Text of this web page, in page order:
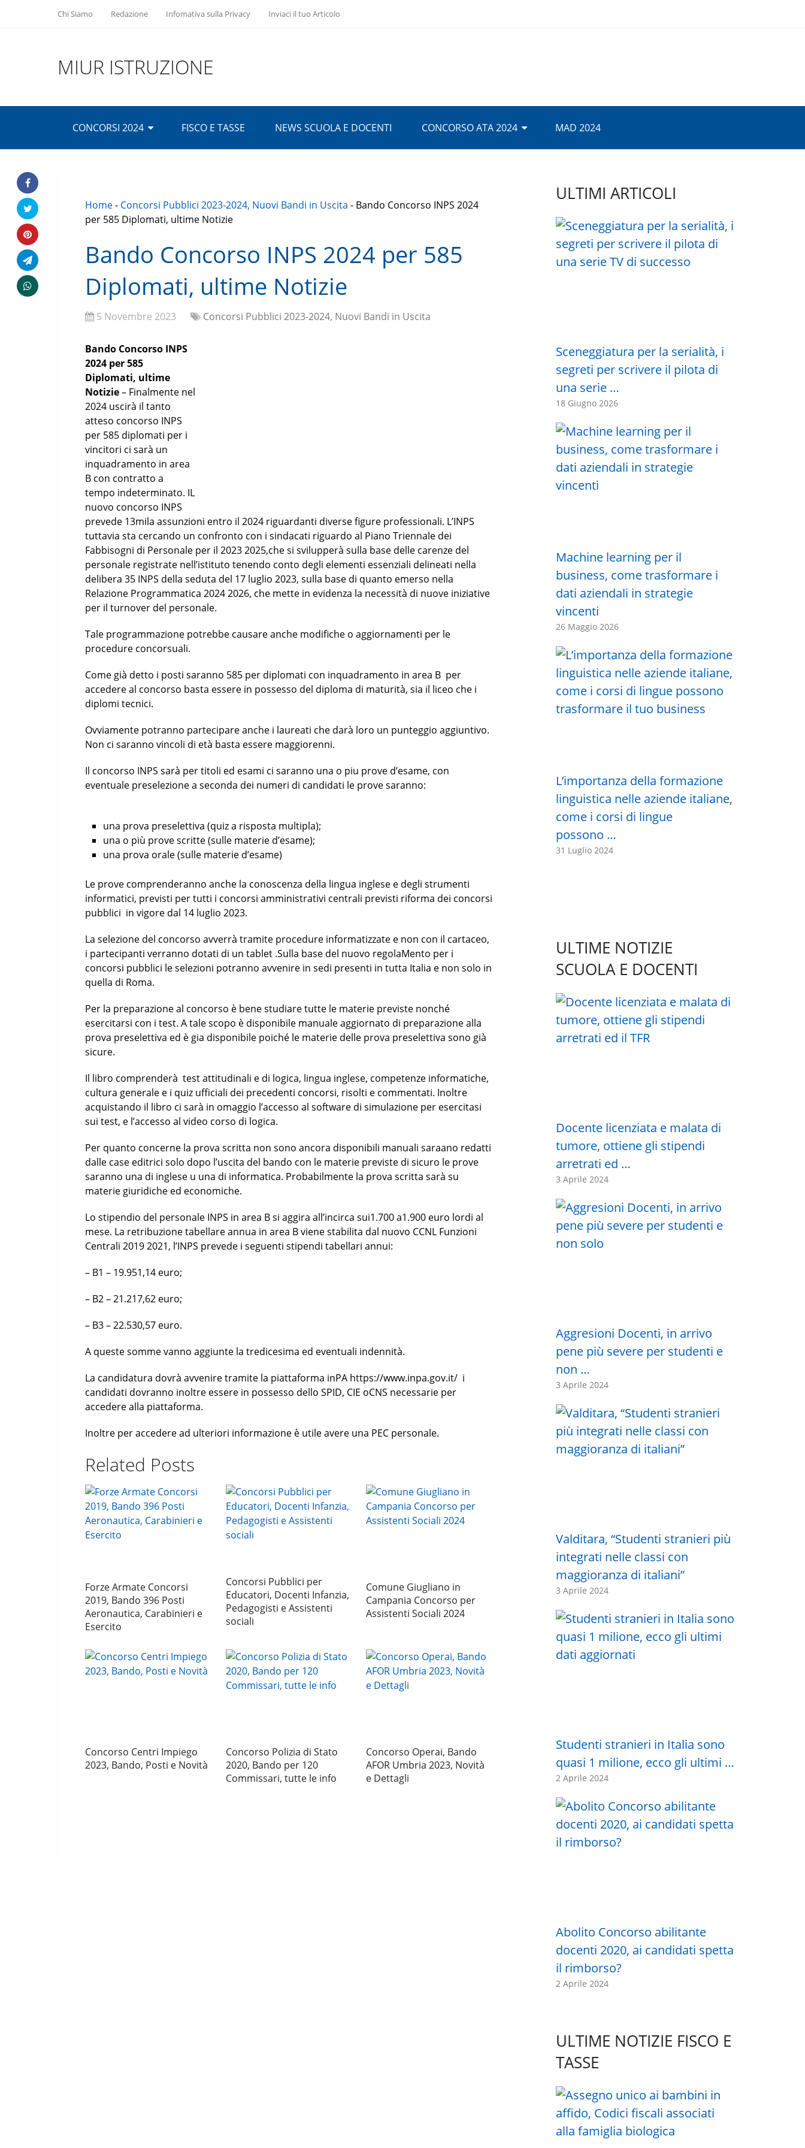
Chi Siamo Redazione Infomativa sulla Privacy Inviaci il tuo Articolo
MIUR ISTRUZIONE
CONCORSI 2024 FISCO E TASSE NEWS SCUOLA E DOCENTI CONCORSO ATA 2024 MAD 2024
Home- Concorsi Pubblici 2023-2024, Nuovi Bandi in Uscita - Bando Concorso INPS 2024
per 585 Diplomati, ultime Notizie
Bando Concorso INPS 2024 per 585
Diplomati, ultime Notizie
5 Novembre 2023 Concorsi Pubblici 2023-2024, Nuovi Bandi in Uscita
Bando Concorso INPS
2024 per 585
Diplomati, ultime
Notizie– Finalmente nel
2024 uscirà il tanto
atteso concorso INPS
per 585 diplomati per i
vincitori ci sarà un
inquadramento in area
B con contratto a
tempo indeterminato. IL
nuovo concorso INPS
prevede 13mila assunzioni entro il 2024 riguardanti diverse figure professionali. L’INPS
tuttavia sta cercando un confronto con i sindacati riguardo al Piano Triennale dei
Fabbisogni di Personale per il 2023 2025,che si svilupperà sulla base delle carenze del
personale registrate nell’istituto tenendo conto degli elementi essenziali delineati nella
delibera 35 INPS della seduta del 17 luglio 2023, sulla base di quanto emerso nella
Relazione Programmatica 2024 2026, che mette in evidenza la necessità di nuove iniziative
per il turnover del personale.
Tale programmazione potrebbe causare anche modifiche o aggiornamenti per le
procedure concorsuali.
Come già detto i posti saranno 585 per diplomati con inquadramento in area B per
accedere al concorso basta essere in possesso del diploma di maturità, sia il liceo che i
diplomi tecnici.
Ovviamente potranno partecipare anche i laureati che darà loro un punteggio aggiuntivo.
Non ci saranno vincoli di età basta essere maggiorenni.
Il concorso INPS sarà per titoli ed esami ci saranno una o piu prove d’esame, con
eventuale preselezione a seconda dei numeri di candidati le prove saranno:
una prova preselettiva (quiz a risposta multipla);
una o più prove scritte (sulle materie d’esame);
una prova orale (sulle materie d’esame)
Le prove comprenderanno anche la conoscenza della lingua inglese e degli strumenti
informatici, previsti per tutti i concorsi amministrativi centrali previsti riforma dei concorsi
pubblici in vigore dal 14 luglio 2023.
La selezione del concorso avverrà tramite procedure informatizzate e non con il cartaceo,
i partecipanti verranno dotati di un tablet .Sulla base del nuovo regolaMento per i
concorsi pubblici le selezioni potranno avvenire in sedi presenti in tutta Italia e non solo in
quella di Roma.
Per la preparazione al concorso è bene studiare tutte le materie previste nonché
esercitarsi con i test. A tale scopo è disponibile manuale aggiornato di preparazione alla
prova preselettiva ed è gia disponibile poiché le materie delle prova preselettiva sono già
sicure.
Il libro comprenderà test attitudinali e di logica, lingua inglese, competenze informatiche,
cultura generale e i quiz ufficiali dei precedenti concorsi, risolti e commentati. Inoltre
acquistando il libro ci sarà in omaggio l’accesso al software di simulazione per esercitasi
sui test, e l’accesso al video corso di logica.
Per quanto concerne la prova scritta non sono ancora disponibili manuali saraano redatti
dalle case editrici solo dopo l’uscita del bando con le materie previste di sicuro le prove
saranno una di inglese u una di informatica. Probabilmente la prova scritta sarà su
materie giuridiche ed economiche.
Lo stipendio del personale INPS in area B si aggira all’incirca sui1.700 a1.900 euro lordi al
mese. La retribuzione tabellare annua in area B viene stabilita dal nuovo CCNL Funzioni
Centrali 2019 2021, l’INPS prevede i seguenti stipendi tabellari annui:
– B1 – 19.951,14 euro;
– B2 – 21.217,62 euro;
– B3 – 22.530,57 euro.
A queste somme vanno aggiunte la tredicesima ed eventuali indennità.
La candidatura dovrà avvenire tramite la piattaforma inPA https://www.inpa.gov.it/ i
candidati dovranno inoltre essere in possesso dello SPID, CIE oCNS necessarie per
accedere alla piattaforma.
Inoltre per accedere ad ulteriori informazione è utile avere una PEC personale.
Related Posts
Forze Armate Concorsi
2019, Bando 396 Posti
Aeronautica, Carabinieri e
Esercito
Concorsi Pubblici per
Educatori, Docenti Infanzia,
Pedagogisti e Assistenti
sociali
Comune Giugliano in
Campania Concorso per
Assistenti Sociali 2024
Concorso Centri Impiego
2023, Bando, Posti e Novità
Concorso Polizia di Stato
2020, Bando per 120
Commissari, tutte le info
Concorso Operai, Bando
AFOR Umbria 2023, Novità
e Dettagli
ULTIMI ARTICOLI
Sceneggiatura per la serialità, i
segreti per scrivere il pilota di
una serie …
18 Giugno 2026
Machine learning per il
business, come trasformare i
dati aziendali in strategie
vincenti
26 Maggio 2026
L’importanza della formazione
linguistica nelle aziende italiane,
come i corsi di lingue
possono …
31 Luglio 2024
ULTIME NOTIZIE
SCUOLA E DOCENTI
Docente licenziata e malata di
tumore, ottiene gli stipendi
arretrati ed …
3 Aprile 2024
Aggresioni Docenti, in arrivo
pene più severe per studenti e
non …
3 Aprile 2024
Valditara, “Studenti stranieri più
integrati nelle classi con
maggioranza di italiani”
3 Aprile 2024
Studenti stranieri in Italia sono
quasi 1 milione, ecco gli ultimi …
2 Aprile 2024
Abolito Concorso abilitante
docenti 2020, ai candidati spetta
il rimborso?
2 Aprile 2024
ULTIME NOTIZIE FISCO E
TASSE